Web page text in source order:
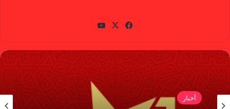
في
وك
X
أخبار